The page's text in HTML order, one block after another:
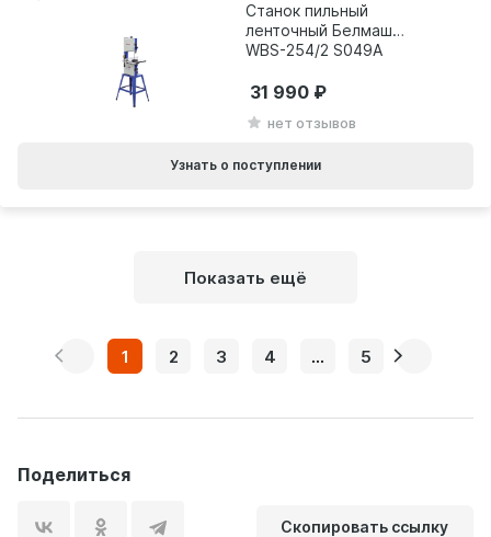
Станок пильный
ленточный Белмаш
WBS-254/2 S049A
нет отзывов
31 990
Узнать о поступлении
Показать ещё
1 2 3 4 ... 5
Поделиться
Скопировать ссылку